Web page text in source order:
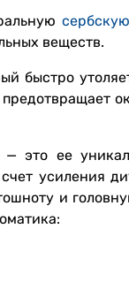
веществ.
быстро
это ее
усиления
и